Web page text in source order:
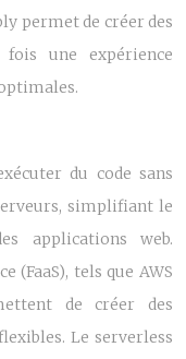
permet de créer des
une expérience
du code sans
simplifiant le
applications web.
(FaaS), tels que AWS
de créer des
Le serverless